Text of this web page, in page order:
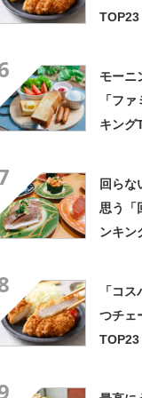
モーニ
「フ
キン
回らな
思う「
ンキ
「コ
つチェ